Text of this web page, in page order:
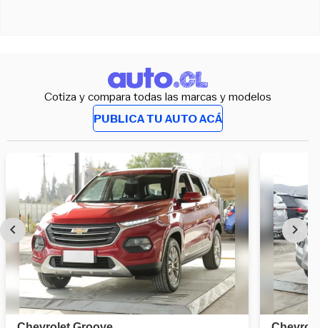
Cotiza y compara todas las marcas y modelos
PUBLICA TU AUTO ACÁ